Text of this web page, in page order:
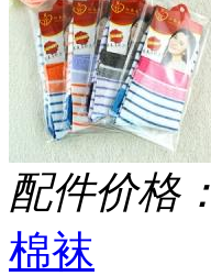
配件价格：
棉袜